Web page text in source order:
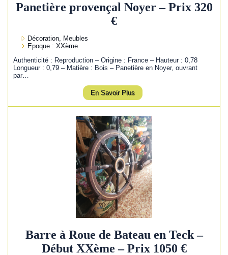
Panetière provençal Noyer – Prix 320
€
Décoration, Meubles
Epoque : XXème
Authenticité : Reproduction – Origine : France – Hauteur : 0,78
Longueur : 0,79 – Matière : Bois – Panetière en Noyer, ouvrant
par…
En Savoir Plus
Barre à Roue de Bateau en Teck –
Début XXème – Prix 1050 €